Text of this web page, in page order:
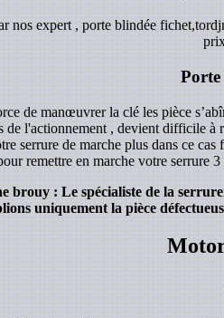
nos expert , porte blindée
de manœuvrer la clé les pièce
l'actionnement , devient difficile à
serrure de marche plus dans ce
remettre en marche votre serrure
brouy : Le spécialiste de la
uniquement la pièce